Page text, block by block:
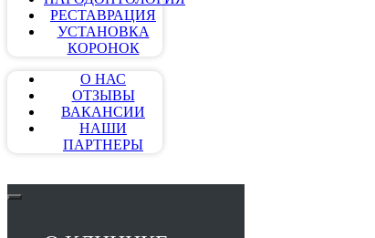
РЕСТАВРАЦИЯ
УСТАНОВКА
КОРОНОК
О НАС
ОТЗЫВЫ
ВАКАНСИИ
НАШИ
ПАРТНЕРЫ